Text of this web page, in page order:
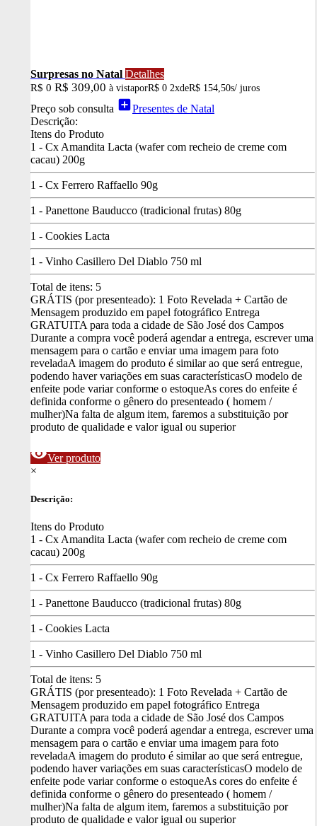
Surpresas no Natal Detalhes
R$ 0 R$ 309,00 à vistaporR$ 0 2xdeR$ 154,50s/ juros
Preço sob consulta add_boxPresentes de Natal
Descrição:
Itens do Produto
1 - Cx Amandita Lacta (wafer com recheio de creme com
cacau) 200g
1 - Cx Ferrero Raffaello 90g
1 - Panettone Bauducco (tradicional frutas) 80g
1 - Cookies Lacta
1 - Vinho Casillero Del Diablo 750 ml
Total de itens: 5
GRÁTIS (por presenteado): 1 Foto Revelada + Cartão de
Mensagem produzido em papel fotográfico Entrega
GRATUITA para toda a cidade de São José dos Campos
Durante a compra você poderá agendar a entrega, escrever uma
mensagem para o cartão e enviar uma imagem para foto
reveladaA imagem do produto é similar ao que será entregue,
podendo haver variações em suas característicasO modelo de
enfeite pode variar conforme o estoqueAs cores do enfeite é
definida conforme o gênero do presenteado ( homem /
mulher)Na falta de algum item, faremos a substituição por
produto de qualidade e valor igual ou superior
visibilityVer produto
×
Descrição:
Itens do Produto
1 - Cx Amandita Lacta (wafer com recheio de creme com
cacau) 200g
1 - Cx Ferrero Raffaello 90g
1 - Panettone Bauducco (tradicional frutas) 80g
1 - Cookies Lacta
1 - Vinho Casillero Del Diablo 750 ml
Total de itens: 5
GRÁTIS (por presenteado): 1 Foto Revelada + Cartão de
Mensagem produzido em papel fotográfico Entrega
GRATUITA para toda a cidade de São José dos Campos
Durante a compra você poderá agendar a entrega, escrever uma
mensagem para o cartão e enviar uma imagem para foto
reveladaA imagem do produto é similar ao que será entregue,
podendo haver variações em suas característicasO modelo de
enfeite pode variar conforme o estoqueAs cores do enfeite é
definida conforme o gênero do presenteado ( homem /
mulher)Na falta de algum item, faremos a substituição por
produto de qualidade e valor igual ou superior